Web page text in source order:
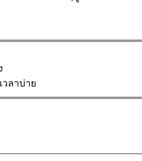
วลาบ่าย